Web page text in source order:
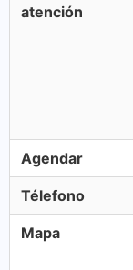
atención
Agendar
Télefono
Mapa